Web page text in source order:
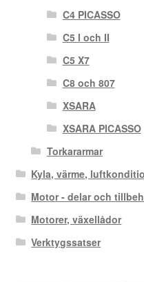
C4 PICASSO
C5 I och II
C5 X7
C8 och 807
XSARA
XSARA PICASSO
Torkararmar
Kyla, värme,
Motor - delar och
Motorer, växellådor
Verktygssatser